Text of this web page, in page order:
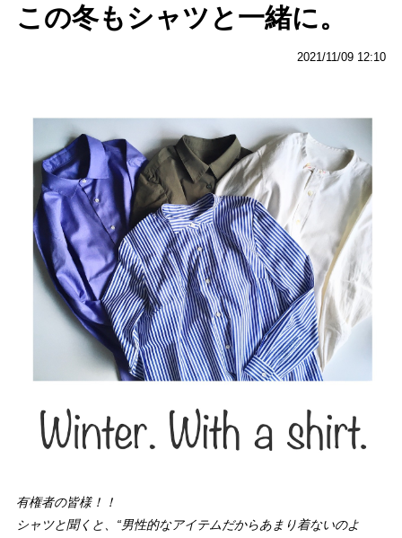
この冬もシャツと一緒に。
2021/11/09 12:10
有権者の皆様！！
シャツと聞くと、“男性的なアイテムだからあまり着ないのよ